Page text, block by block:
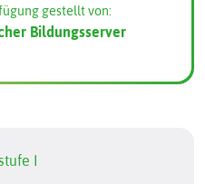
gestellt von:
Bildungsserver
I